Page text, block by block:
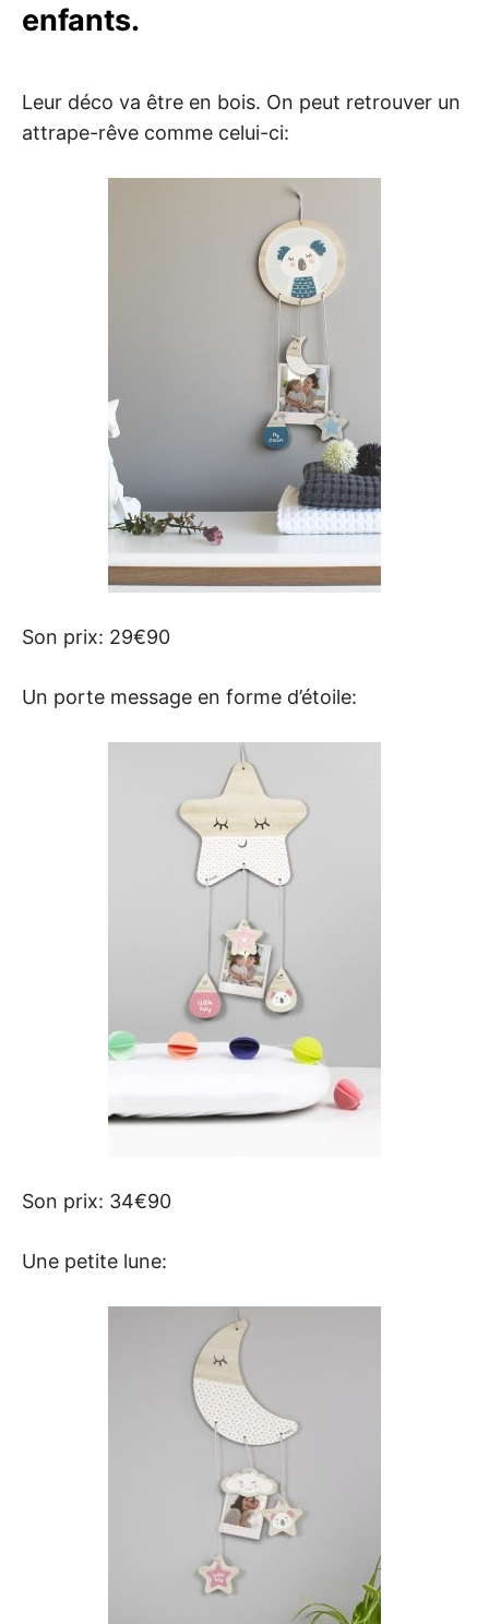
enfants.
Leur déco va être en bois. On peut retrouver un
attrape-rêve comme celui-ci:
Son prix: 29€90
Un porte message en forme d’étoile:
Son prix: 34€90
Une petite lune: